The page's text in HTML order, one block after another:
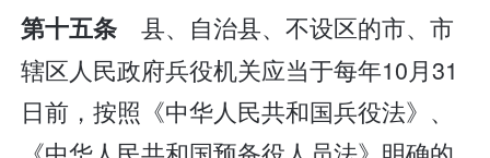
第十五条县、自治县、不设区的市、市
辖区人民政府兵役机关应当于每年10月31
日前，按照《中华人民共和国兵役法》、